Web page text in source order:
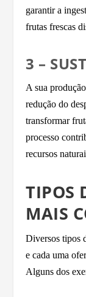
garantir a
frutas frescas
3 –
A sua
redução do
transformar
processo
recursos
TIPOS
MAIS
Diversos tipos
e cada uma
Alguns dos